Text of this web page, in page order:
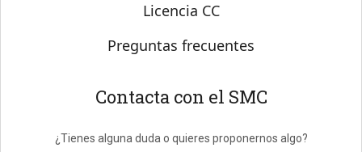
Licencia CC
Preguntas frecuentes
Contacta con el SMC
¿Tienes alguna duda o quieres proponernos algo?